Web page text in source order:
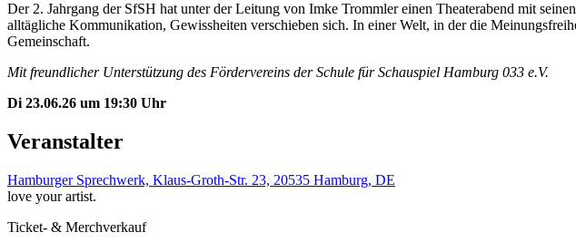
Der 2. Jahrgang der SfSH hat unter der Leitung von Imke Trommler einen Theaterabend mit
alltägliche Kommunikation, Gewissheiten verschieben sich. In einer Welt, in der die
Gemeinschaft.
Mit freundlicher Unterstützung des Fördervereins der Schule für Schauspiel Hamburg 033 e.V.
Di 23.06.26 um 19:30 Uhr
Veranstalter
Hamburger Sprechwerk, Klaus-Groth-Str. 23, 20535 Hamburg, DE
love your artist.
Ticket- & Merchverkauf